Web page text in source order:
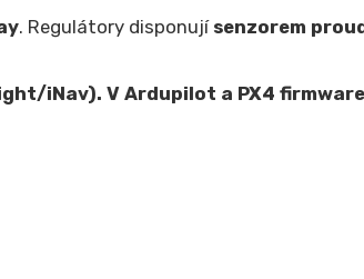
. Regulátory disponují senzorem
iNav). V Ardupilot a PX4